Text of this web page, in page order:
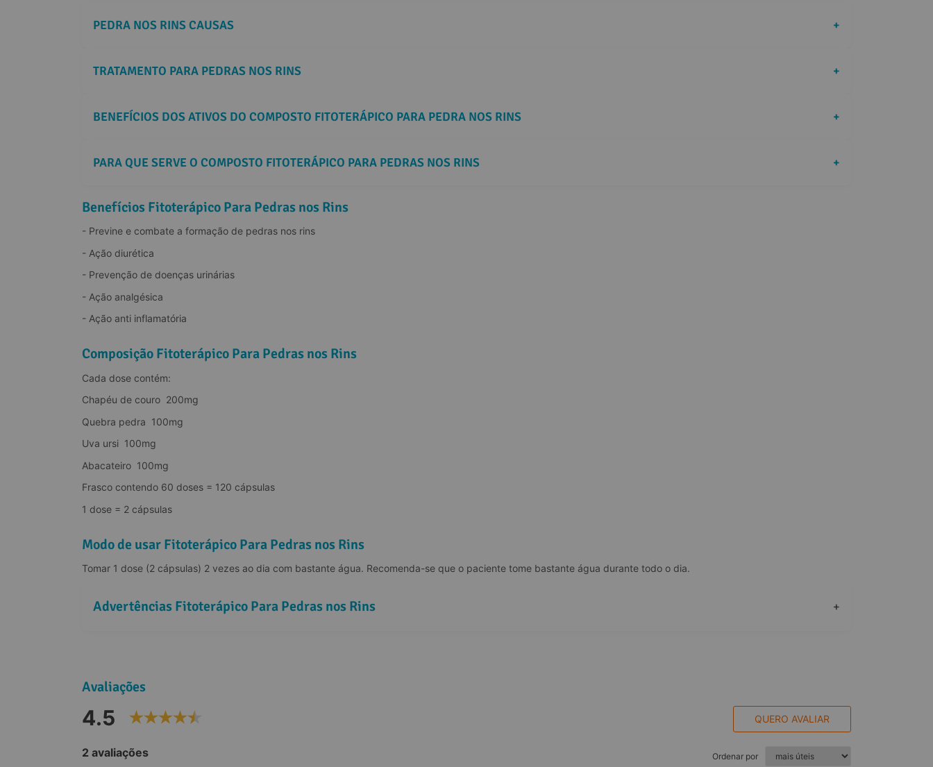
PEDRA NOS RINS CAUSAS +
TRATAMENTO PARA PEDRAS NOS RINS +
BENEFÍCIOS DOS ATIVOS DO COMPOSTO FITOTERÁPICO PARA PEDRA NOS RINS +
PARA QUE SERVE O COMPOSTO FITOTERÁPICO PARA PEDRAS NOS RINS +
Benefícios Fitoterápico Para Pedras nos Rins
- Previne e combate a formação de pedras nos rins
- Ação diurética
- Prevenção de doenças urinárias
- Ação analgésica
- Ação anti inflamatória
Composição Fitoterápico Para Pedras nos Rins
Cada dose contém:
Chapéu de couro  200mg
Quebra pedra  100mg
Uva ursi  100mg
Abacateiro  100mg
Frasco contendo 60 doses = 120 cápsulas
1 dose = 2 cápsulas
Modo de usar Fitoterápico Para Pedras nos Rins
Tomar 1 dose (2 cápsulas) 2 vezes ao dia com bastante água. Recomenda-se que o paciente tome bastante água durante todo o dia.
Advertências Fitoterápico Para Pedras nos Rins +
Avaliações
4.5 QUERO AVALIAR
2 avaliações Ordenar por